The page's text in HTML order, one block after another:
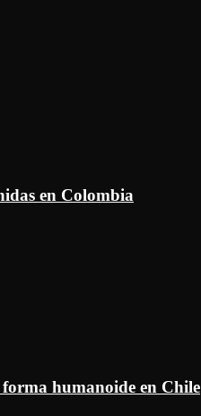
en Colombia
humanoide en Chile